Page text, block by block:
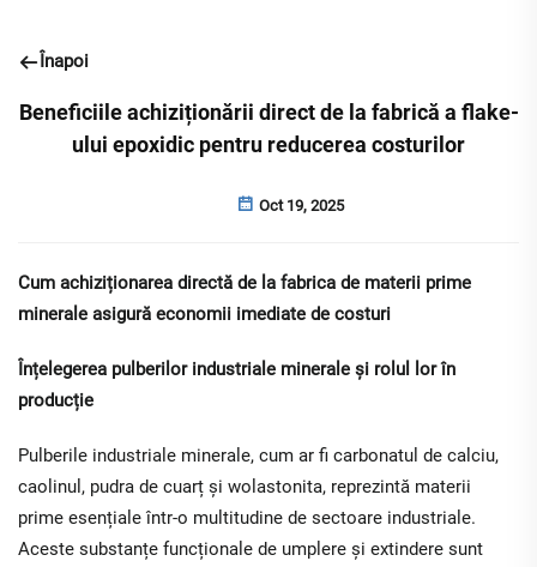
Înapoi
Beneficiile achiziționării direct de la fabrică a flake-
ului epoxidic pentru reducerea costurilor
Oct 19, 2025
Cum achiziționarea directă de la fabrica de materii prime
minerale asigură economii imediate de costuri
Înțelegerea pulberilor industriale minerale și rolul lor în
producție
Pulberile industriale minerale, cum ar fi carbonatul de calciu,
caolinul, pudra de cuarț și wolastonita, reprezintă materii
prime esențiale într-o multitudine de sectoare industriale.
Aceste substanțe funcționale de umplere și extindere sunt